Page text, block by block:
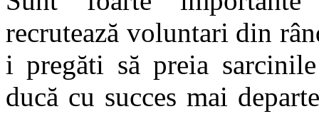
recrutează voluntari din
i pregăti să preia
ducă cu succes mai